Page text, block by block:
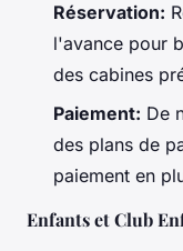
Réservation:
l'avance pour
des cabines
Paiement: De
des plans de
paiement en
Enfants et Club